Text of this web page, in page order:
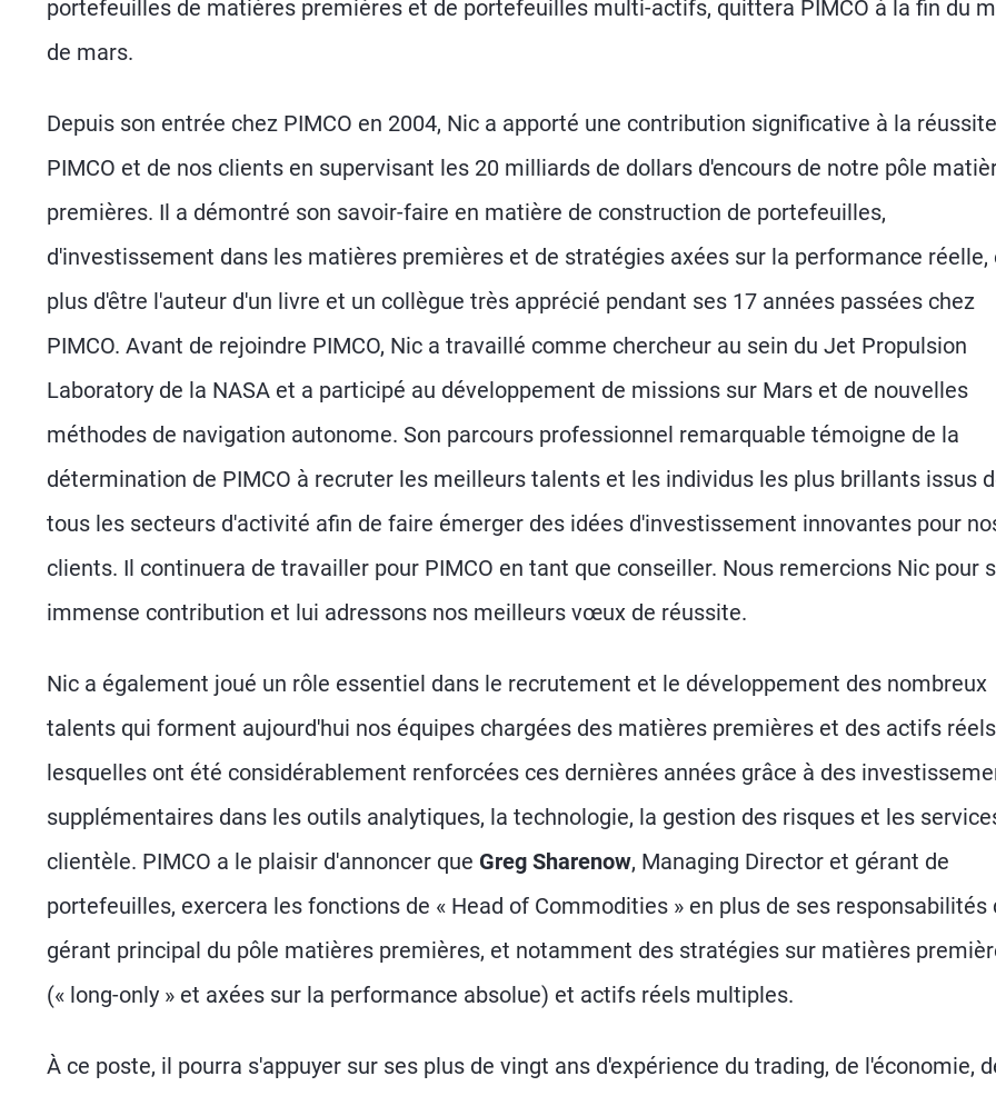
portefeuilles de matières premières et de portefeuilles multi-actifs, quittera PIMCO à la fin du
de mars.
Depuis son entrée chez PIMCO en 2004, Nic a apporté une contribution significative à la
PIMCO et de nos clients en supervisant les 20 milliards de dollars d'encours de notre pôle
premières. Il a démontré son savoir-faire en matière de construction de portefeuilles,
d'investissement dans les matières premières et de stratégies axées sur la performance réelle,
plus d'être l'auteur d'un livre et un collègue très apprécié pendant ses 17 années passées chez
PIMCO. Avant de rejoindre PIMCO, Nic a travaillé comme chercheur au sein du Jet Propulsion
Laboratory de la NASA et a participé au développement de missions sur Mars et de nouvelles
méthodes de navigation autonome. Son parcours professionnel remarquable témoigne de la
détermination de PIMCO à recruter les meilleurs talents et les individus les plus brillants issus
tous les secteurs d'activité afin de faire émerger des idées d'investissement innovantes pour
clients. Il continuera de travailler pour PIMCO en tant que conseiller. Nous remercions Nic pour
immense contribution et lui adressons nos meilleurs vœux de réussite.
Nic a également joué un rôle essentiel dans le recrutement et le développement des nombreux
talents qui forment aujourd'hui nos équipes chargées des matières premières et des actifs
lesquelles ont été considérablement renforcées ces dernières années grâce à des
supplémentaires dans les outils analytiques, la technologie, la gestion des risques et les
clientèle. PIMCO a le plaisir d'annoncer que Greg Sharenow, Managing Director et gérant de
portefeuilles, exercera les fonctions de « Head of Commodities » en plus de ses responsabilités
gérant principal du pôle matières premières, et notamment des stratégies sur matières
(« long-only » et axées sur la performance absolue) et actifs réels multiples.
À ce poste, il pourra s'appuyer sur ses plus de vingt ans d'expérience du trading, de l'économie,